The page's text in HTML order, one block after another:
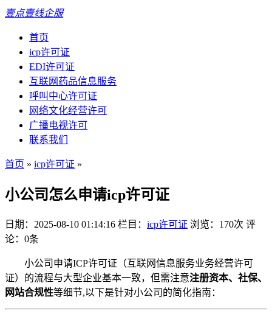
壹点壹线企服
首页
icp许可证
EDI许可证
互联网药品信息服务
呼叫中心许可证
网络文化经营许可
广播电视许可
联系我们
首页 » icp许可证 »
小公司怎么申请icp许可证
日期：2025-08-10 01:14:16 栏目： icp许可证 浏览：170次 评
论：0条
小公司申请ICP许可证（互联网信息服务业务经营许可
证）的流程与大型企业基本一致，但需注意注册资本、社保、
网站合规性等细节,以下是针对小公司的简化指南：